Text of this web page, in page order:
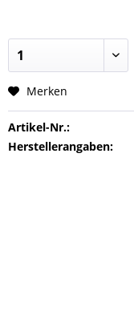
Merken
Artikel-Nr.:
Herstellerangaben: